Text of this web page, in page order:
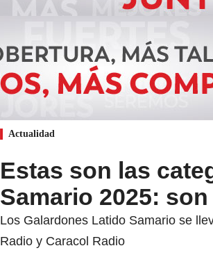
Actualidad
Estas son las
Samario 2025:
Los Galardones Latido Samario se
Radio y Caracol Radio